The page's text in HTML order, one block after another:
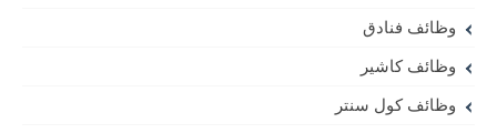
وظائف فنادق
وظائف كاشير
وظائف كول سنتر